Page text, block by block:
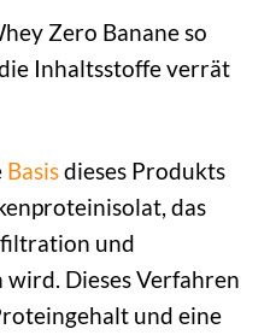
Zero Banane so
Inhaltsstoffe verrät
Basisdieses Produkts
das
und
Dieses Verfahren
und eine